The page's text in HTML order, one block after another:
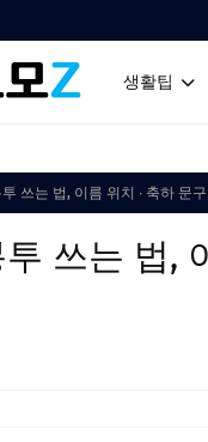
생활팁
쓰는 법, 이름 위치 ∙ 축하 문
쓰는 법,